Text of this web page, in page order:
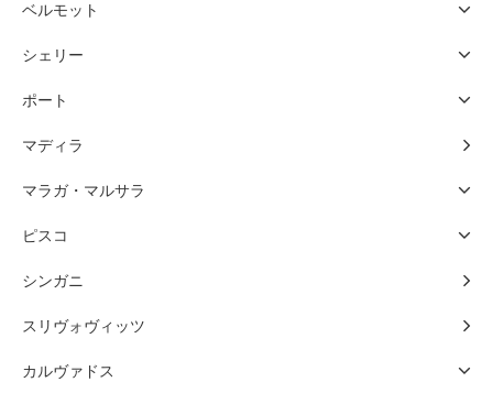
ベルモット
シェリー
ポート
マディラ
マラガ・マルサラ
ピスコ
シンガニ
スリヴォヴィッツ
カルヴァドス